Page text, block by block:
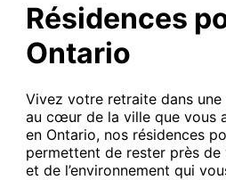
Résidences
Ontario
Vivez votre retraite dans
au cœur de la ville que vous
en Ontario, nos résidences
permettent de rester près
et de l’environnement qui